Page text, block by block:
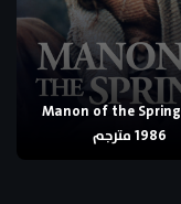
فيلم Manon of the Spring
1986 مترجم